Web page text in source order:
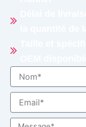
Nom
Email
Message